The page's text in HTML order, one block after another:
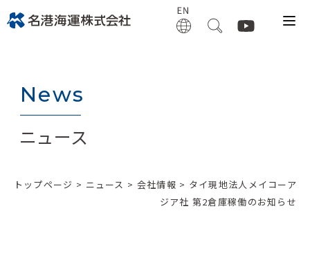
News
ニュース
トップページ > ニュース > 会社情報 > タイ現地法人メイコーア
ジア社 第2倉庫稼働のお知らせ